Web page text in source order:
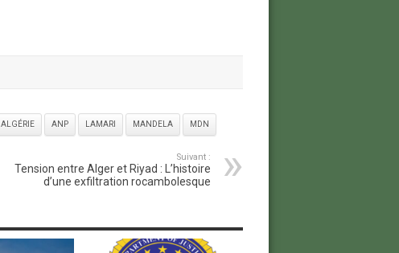
ALGÉRIE ANP LAMARI MANDELA MDN
Suivant :
Tension entre Alger et Riyad : L’histoire
d’une exfiltration rocambolesque